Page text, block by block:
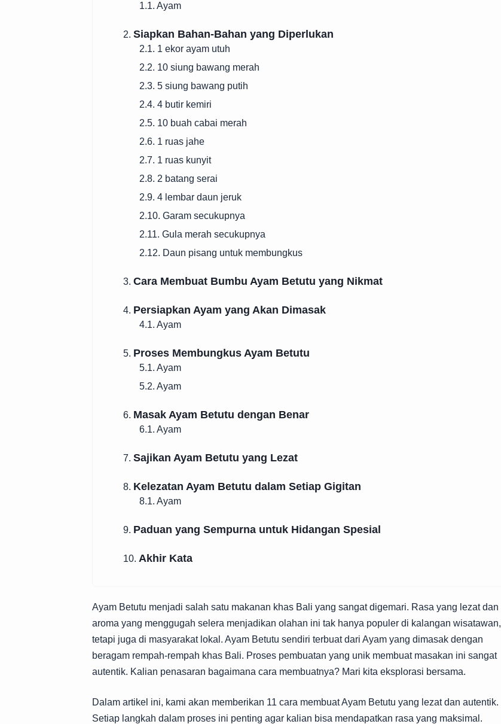
1.1. Ayam
2. Siapkan Bahan-Bahan yang Diperlukan
2.1. 1 ekor ayam utuh
2.2. 10 siung bawang merah
2.3. 5 siung bawang putih
2.4. 4 butir kemiri
2.5. 10 buah cabai merah
2.6. 1 ruas jahe
2.7. 1 ruas kunyit
2.8. 2 batang serai
2.9. 4 lembar daun jeruk
2.10. Garam secukupnya
2.11. Gula merah secukupnya
2.12. Daun pisang untuk membungkus
3. Cara Membuat Bumbu Ayam Betutu yang Nikmat
4. Persiapkan Ayam yang Akan Dimasak
4.1. Ayam
5. Proses Membungkus Ayam Betutu
5.1. Ayam
5.2. Ayam
6. Masak Ayam Betutu dengan Benar
6.1. Ayam
7. Sajikan Ayam Betutu yang Lezat
8. Kelezatan Ayam Betutu dalam Setiap Gigitan
8.1. Ayam
9. Paduan yang Sempurna untuk Hidangan Spesial
10. Akhir Kata
Ayam Betutu menjadi salah satu makanan khas Bali yang sangat digemari. Rasa yang lezat dan
aroma yang menggugah selera menjadikan olahan ini tak hanya populer di kalangan wisatawan,
tetapi juga di masyarakat lokal. Ayam Betutu sendiri terbuat dari Ayam yang dimasak dengan
beragam rempah-rempah khas Bali. Proses pembuatan yang unik membuat masakan ini sangat
autentik. Kalian penasaran bagaimana cara membuatnya? Mari kita eksplorasi bersama.
Dalam artikel ini, kami akan memberikan 11 cara membuat Ayam Betutu yang lezat dan autentik.
Setiap langkah dalam proses ini penting agar kalian bisa mendapatkan rasa yang maksimal.